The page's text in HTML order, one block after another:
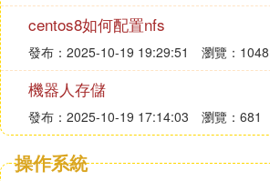
centos8如何配置nfs
發布：2025-10-19 19:29:51 瀏覽：1048
機器人存儲
發布：2025-10-19 17:14:03 瀏覽：681
操作系統